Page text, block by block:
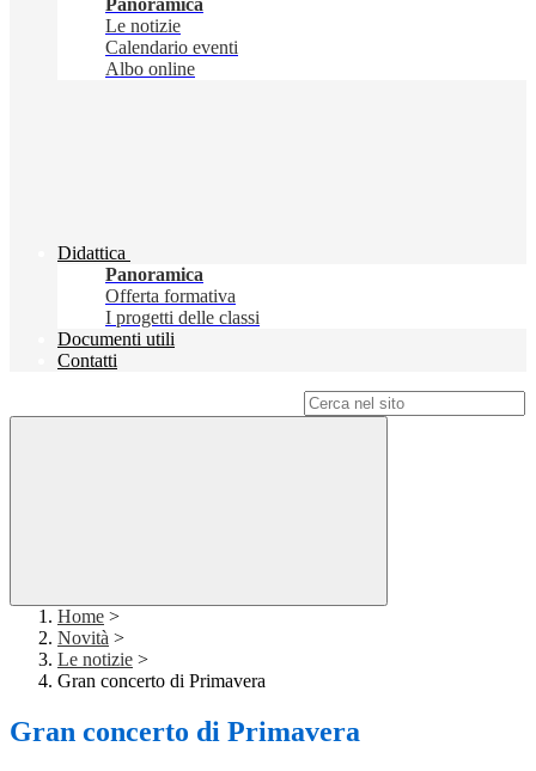
Panoramica
Le notizie
Calendario eventi
Albo online
Didattica
Panoramica
Offerta formativa
I progetti delle classi
Documenti utili
Contatti
Home >
Novità >
Le notizie >
Gran concerto di Primavera
Gran concerto di Primavera